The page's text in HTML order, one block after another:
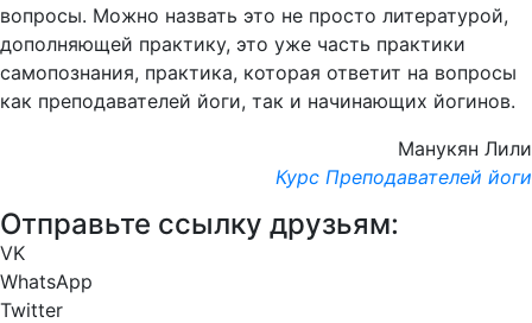
вопросы. Можно назвать это не просто литературой,
дополняющей практику, это уже часть практики
самопознания, практика, которая ответит на вопросы
как преподавателей йоги, так и начинающих йогинов.
Манукян Лили
Курс Преподавателей йоги
Отправьте ссылку друзьям:
VK
WhatsApp
Twitter